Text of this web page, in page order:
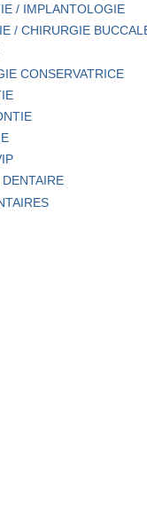
/ IMPLANTOLOGIE
/ CHIRURGIE
CONSERVATRICE